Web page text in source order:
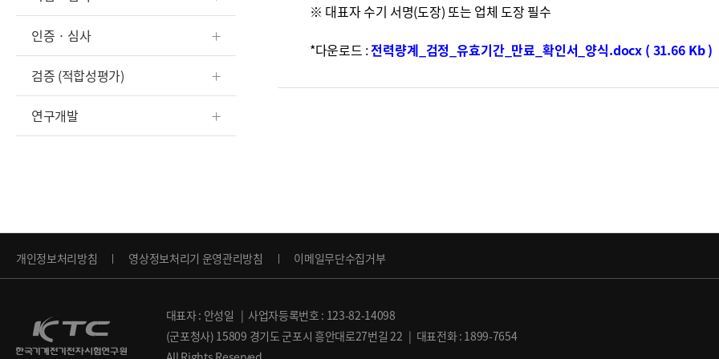
인증 · 심사
검증 (적합성평가)
연구개발
※ 대표자 수기 서명(도장) 또는 업체 도장 필수
*다운로드 :전력량계_검정_유효기간_만료_확인서_양식.docx ( 31.66 Kb )
개인정보처리방침 영상정보처리기 운영관리방침 이메일무단수집거부
대표자 : 안성일 | 사업자등록번호 : 123-82-14098
(군포청사) 15809 경기도 군포시 흥안대로27번길 22 | 대표전화 : 1899-7654